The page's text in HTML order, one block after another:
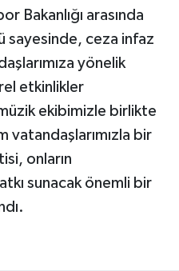
Bakanlığı arasında
sayesinde, ceza infaz
yönelik
etkinlikler
ekibimizle birlikte
vatandaşlarımızla bir
onların
sunacak önemli bir